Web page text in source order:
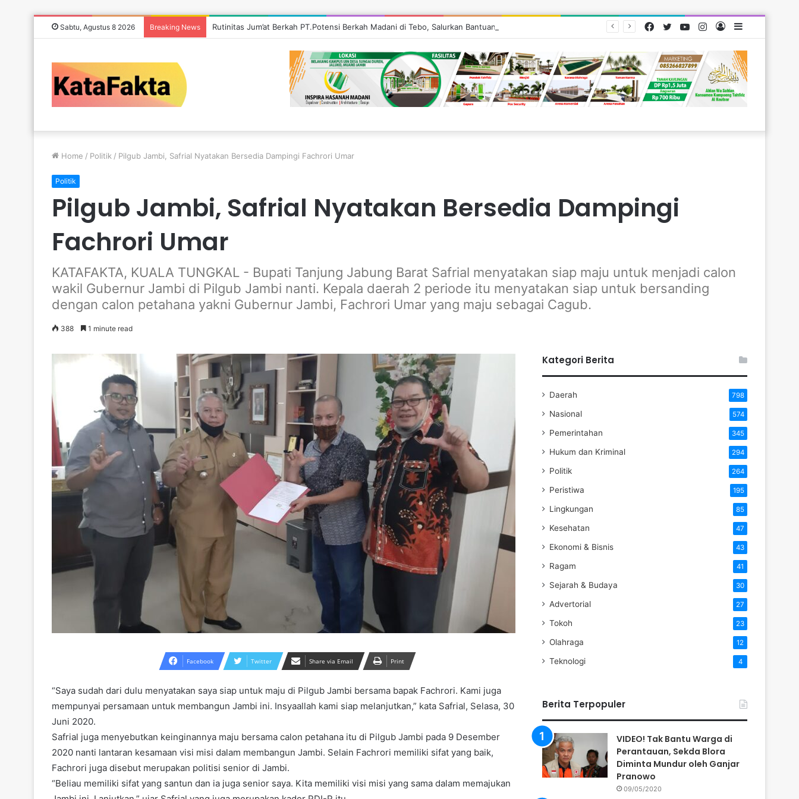
Sabtu, Agustus 8 2026 Breaking News Rutinitas Jum’at Berkah PT.Potensi Berkah Madani di Tebo, Salurkan Bantuan ke Masyarakat
Log
Instagram
YouTube
Twitter
Facebook
Home / Politik / Pilgub Jambi, Safrial Nyatakan Bersedia Dampingi Fachrori Umar
Politik
Pilgub Jambi, Safrial Nyatakan Bersedia Dampingi
Fachrori Umar
KATAFAKTA, KUALA TUNGKAL - Bupati Tanjung Jabung Barat Safrial menyatakan siap maju untuk menjadi calon
wakil Gubernur Jambi di Pilgub Jambi nanti. Kepala daerah 2 periode itu menyatakan siap untuk bersanding
dengan calon petahana yakni Gubernur Jambi, Fachrori Umar yang maju sebagai Cagub.
388 1 minute read
Facebook Twitter Share via Email Print
“Saya sudah dari dulu menyatakan saya siap untuk maju di Pilgub Jambi bersama bapak Fachrori. Kami juga
mempunyai persamaan untuk membangun Jambi ini. Insyaallah kami siap melanjutkan,” kata Safrial, Selasa, 30
Juni 2020.
Safrial juga menyebutkan keinginannya maju bersama calon petahana itu di Pilgub Jambi pada 9 Desember
2020 nanti lantaran kesamaan visi misi dalam membangun Jambi. Selain Fachrori memiliki sifat yang baik,
Fachrori juga disebut merupakan politisi senior di Jambi.
“Beliau memiliki sifat yang santun dan ia juga senior saya. Kita memiliki visi misi yang sama dalam memajukan
NAZAR Jenguk Warga Sido Mulyo
Kategori Berita
Daerah 798
Nasional 574
Pemerintahan 345
Hukum dan Kriminal 294
Politik 264
Peristiwa 195
Lingkungan 85
Kesehatan 47
Ekonomi & Bisnis 43
Ragam 41
Sejarah & Budaya 30
Advertorial 27
Tokoh 23
Olahraga 12
Teknologi 4
Berita Terpopuler
VIDEO! Tak Bantu Warga di
Perantauan, Sekda Blora
Diminta Mundur oleh Ganjar
Pranowo
09/05/2020